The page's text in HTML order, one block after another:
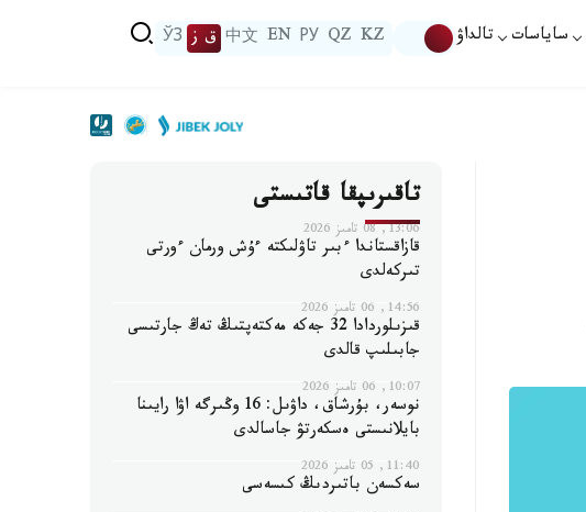
ساياسات تالداۋ KZ
QZ
РУ
EN
中文 ق ز ЎЗ
تاقىرىپقا قاتىستى
13:06, 08 تامىز 2026
قازاقستاندا ءبىر تاۋلىكتە ءۇش ورمان ءورتى
تىركەلدى
14:56, 06 تامىز 2026
قىزىلوردادا 32 جەكە مەكتەپتىڭ تەڭ جارتىسى
جابىلىپ قالدى
10:07, 06 تامىز 2026
نوسەر، بۇرشاق، داۋىل: 16 وڭىرگە اۋا رايىنا
بايلانىستى ەسكەرتۋ جاسالدى
11:40, 05 تامىز 2026
سەكسەن باتىردىڭ كىسەسى